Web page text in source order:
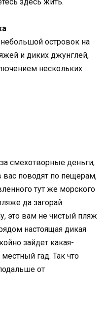
островок на
и диких джунглей,
нескольких
смехотворные деньги,
вас поводят по пещерам,
тут же морского
да загорай.
это вам не чистый пляж
настоящая дикая
зайдет какая-
гад. Так что
от